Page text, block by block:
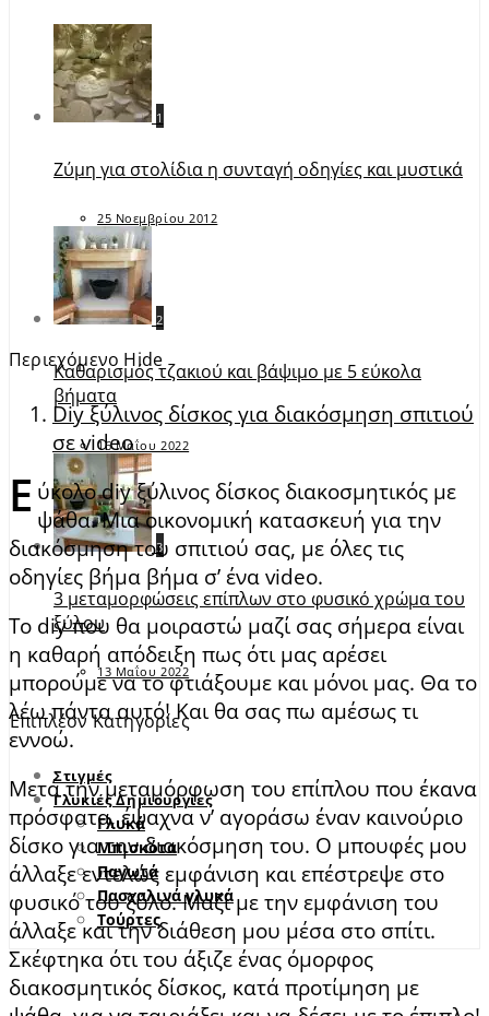
1
Ζύμη για στολίδια η συνταγή οδηγίες και μυστικά
25 Νοεμβρίου 2012
2
Καθαρισμός τζακιού και βάψιμο με 5 εύκολα
βήματα
16 Μαΐου 2022
3
3 μεταμορφώσεις επίπλων στο φυσικό χρώμα του
ξύλου
13 Μαΐου 2022
Επιπλέον Κατηγορίες
Στιγμές
Γλυκιές Δημιουργίες
Γλυκά
Μπισκότα
Παγωτά
Πασχαλινά γλυκά
Τούρτες
Περιεχόμενο Hide
Diy ξύλινος δίσκος για διακόσμηση σπιτιού
σε video
Ε ύκολο diy ξύλινος δίσκος διακοσμητικός με
ψάθα. Μια οικονομική κατασκευή για την
διακόσμηση του σπιτιού σας, με όλες τις
οδηγίες βήμα βήμα σ’ ένα video.
Το diy που θα μοιραστώ μαζί σας σήμερα είναι
η καθαρή απόδειξη πως ότι μας αρέσει
μπορούμε να το φτιάξουμε και μόνοι μας. Θα το
λέω πάντα αυτό! Και θα σας πω αμέσως τι
εννοώ.
Μετά την μεταμόρφωση του επίπλου που έκανα
πρόσφατα, έψαχνα ν’ αγοράσω έναν καινούριο
δίσκο για την διακόσμηση του. Ο μπουφές μου
άλλαξε εντελώς εμφάνιση και επέστρεψε στο
φυσικό του ξύλο. Mαζί με την εμφάνιση του
άλλαξε και την διάθεση μου μέσα στο σπίτι.
Σκέφτηκα ότι του άξιζε ένας όμορφος
διακοσμητικός δίσκος, κατά προτίμηση με